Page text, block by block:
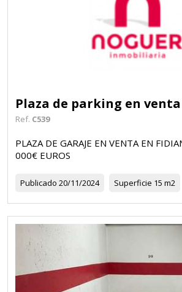
Plaza de parking en
Ref. C539
PLAZA DE GARAJE EN VENTA EN
000€ EUROS
Publicado 20/11/2024 Superficie 15 m2